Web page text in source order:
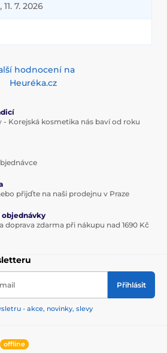
7. 2026
hodnocení na
Heuréka.cz
Korejská kosmetika nás baví od roku
přijďte na naši prodejnu v Praze
objednávky
doprava zdarma při nákupu nad 1690 Kč
Přihlásit
- akce, novinky, slevy
offline